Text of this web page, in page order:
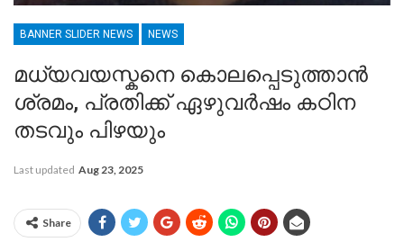
BANNER SLIDER NEWS NEWS
മധ്യവയസ്കനെ കൊലപ്പെടുത്താൻ
ശ്രമം, പ്രതിക്ക് ഏഴുവര്‍ഷം കഠിന
തടവും പിഴയും
Last updated Aug 23, 2025
Share